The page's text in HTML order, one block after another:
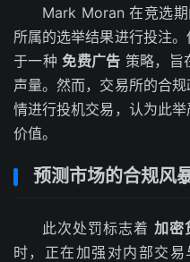
Mark Moran 在竞选
所属的选举结果进行投注
于一种免费广告 策略，旨
声量。然而，交易所的合
情进行投机交易，认为此
价值。
预测市场的合规风
此次处罚标志着加密
时，正在加强对内部交